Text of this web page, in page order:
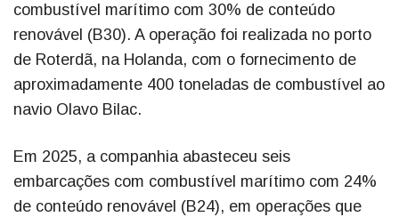
combustível marítimo com 30% de conteúdo
renovável (B30). A operação foi realizada no porto
de Roterdã, na Holanda, com o fornecimento de
aproximadamente 400 toneladas de combustível ao
navio Olavo Bilac.
Em 2025, a companhia abasteceu seis
embarcações com combustível marítimo com 24%
de conteúdo renovável (B24), em operações que